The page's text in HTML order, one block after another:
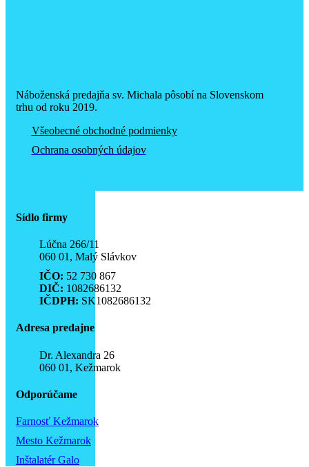
Náboženská predajňa sv. Michala pôsobí na Slovenskom
trhu od roku 2019.
Všeobecné obchodné podmienky
Ochrana osobných údajov
Sídlo firmy
Lúčna 266/11
060 01, Malý Slávkov
IČO: 52 730 867
DIČ: 1082686132
IČDPH: SK1082686132
Adresa predajne
Dr. Alexandra 26
060 01, Kežmarok
Odporúčame
Farnosť Kežmarok
Mesto Kežmarok
Inštalatér Galo